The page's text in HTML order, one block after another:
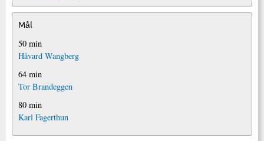
Mål
50 min
Håvard Wangberg
64 min
Tor Brandeggen
80 min
Karl Fagerthun